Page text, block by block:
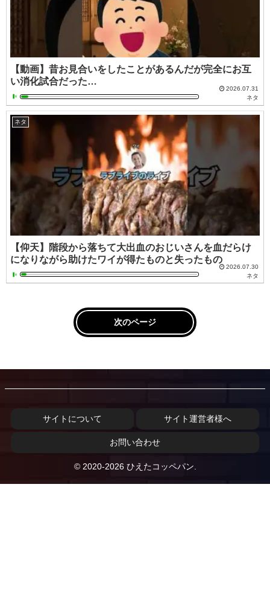
【動画】昔お見合いをしたことがあるんだが完全にお互
い消化試合だった…
2026.07.31
ネタ
ネタ
【仰天】階段から落ちて大出血のおじいさんを血だらけ
になりながら助けたワイが得たものと失ったもの
2026.07.30
ネタ
次のページ
サイトについて サイト運営者様へ
お問い合わせ
© 2020-2026 ひえたコッペパン.